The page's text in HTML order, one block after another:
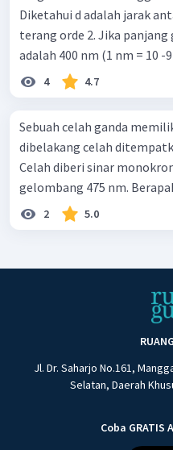
Diketahui d adalah jarak
terang orde 2. Jika
adalah 400 nm (1 nm = 10 -
4 4.7
Sebuah celah ganda
dibelakang celah
Celah diberi sinar
gelombang 475 nm.
2 5.0
Jl. Dr. Saharjo No.161,
Selatan, Daerah
Coba